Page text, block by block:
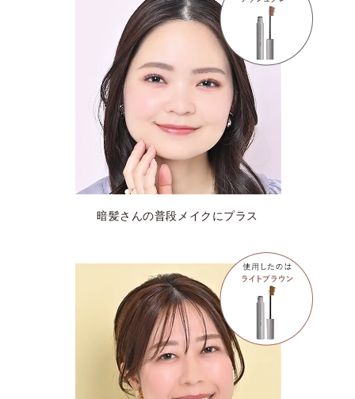
暗髪さんの普段メイクにプラス